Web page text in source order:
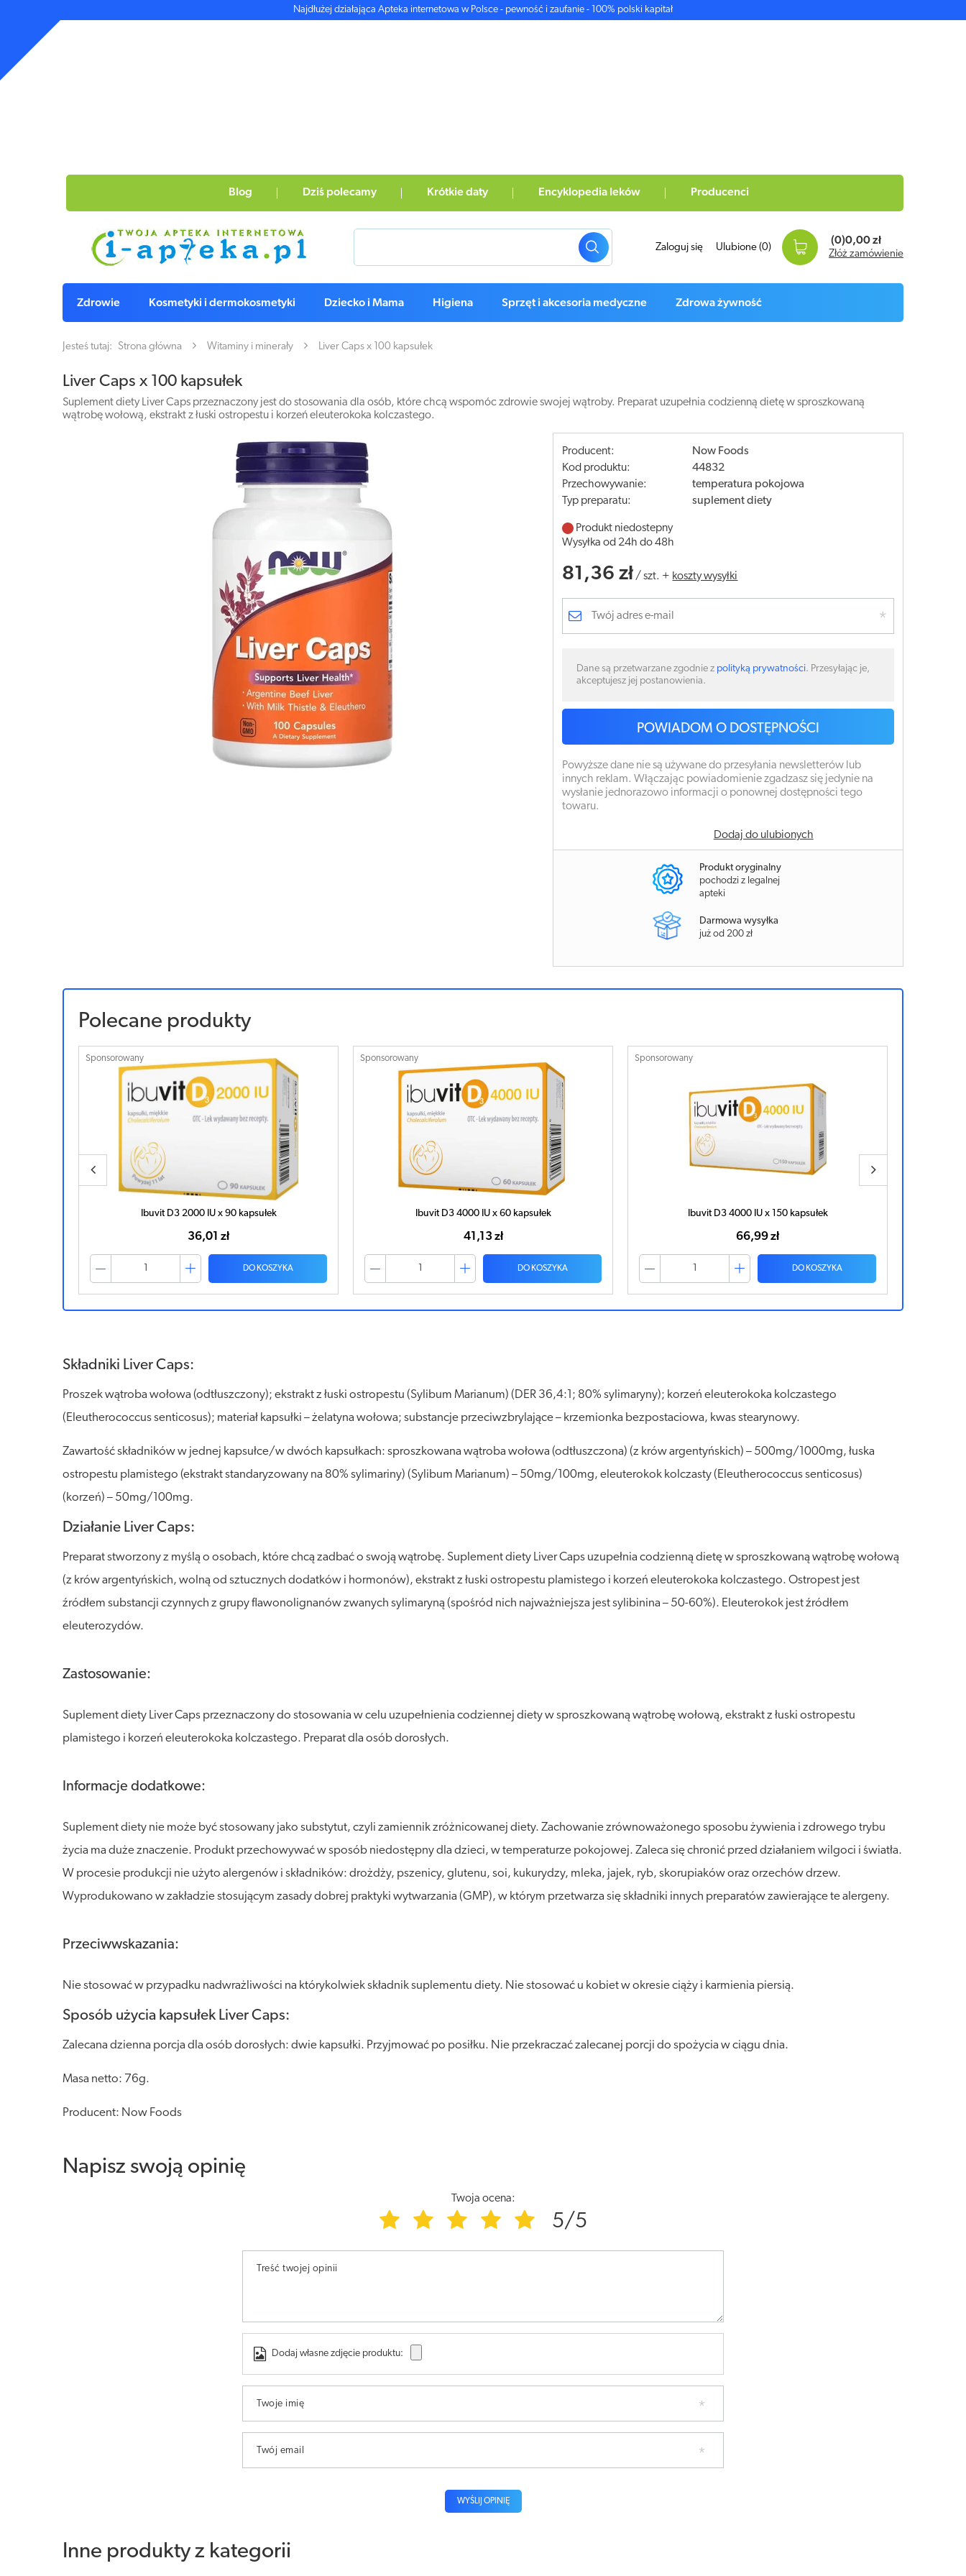
Najdłużej działająca Apteka internetowa w Polsce - pewność i zaufanie - 100% polski kapitał
Blog Dziś polecamy Krótkie daty Encyklopedia leków Producenci
Zaloguj się Ulubione (0)
(0)0,00 zł
Złóż zamówienie
Zdrowie Kosmetyki i dermokosmetyki Dziecko i Mama Higiena Sprzęt i akcesoria medyczne Zdrowa żywność
Jesteś tutaj: Strona główna Witaminy i minerały Liver Caps x 100 kapsułek
Liver Caps x 100 kapsułek
Suplement diety Liver Caps przeznaczony jest do stosowania dla osób, które chcą wspomóc zdrowie swojej wątroby. Preparat uzupełnia codzienną dietę w sproszkowaną
wątrobę wołową, ekstrakt z łuski ostropestu i korzeń eleuterokoka kolczastego.
Producent:
Now Foods
Kod produktu:
44832
Przechowywanie:
temperatura pokojowa
Typ preparatu:
suplement diety
Produkt niedostepny
Wysyłka od 24h do 48h
81,36 zł /szt. + koszty wysyłki
Dane są przetwarzane zgodnie z polityką prywatności. Przesyłając je,
akceptujesz jej postanowienia.
POWIADOM O DOSTĘPNOŚCI
Powyższe dane nie są używane do przesyłania newsletterów lub
innych reklam. Włączając powiadomienie zgadzasz się jedynie na
wysłanie jednorazowo informacji o ponownej dostępności tego
towaru.
Dodaj do ulubionych
Produkt oryginalny
pochodzi z legalnej
apteki
Darmowa wysyłka
już od 200 zł
Polecane produkty
Sponsorowany
Ibuvit D3 2000 IU x 90 kapsułek
36,01 zł
DO KOSZYKA
Sponsorowany
Ibuvit D3 4000 IU x 60 kapsułek
41,13 zł
DO KOSZYKA
Sponsorowany
Ibuvit D3 4000 IU x 150 kapsułek
66,99 zł
DO KOSZYKA
Składniki Liver Caps:
Proszek wątroba wołowa (odtłuszczony); ekstrakt z łuski ostropestu (Sylibum Marianum) (DER 36,4:1; 80% sylimaryny); korzeń eleuterokoka kolczastego
(Eleutherococcus senticosus); materiał kapsułki – żelatyna wołowa; substancje przeciwzbrylające – krzemionka bezpostaciowa, kwas stearynowy.
Zawartość składników w jednej kapsułce/w dwóch kapsułkach: sproszkowana wątroba wołowa (odtłuszczona) (z krów argentyńskich) – 500mg/1000mg, łuska
ostropestu plamistego (ekstrakt standaryzowany na 80% sylimariny) (Sylibum Marianum) – 50mg/100mg, eleuterokok kolczasty (Eleutherococcus senticosus)
(korzeń) – 50mg/100mg.
Działanie Liver Caps:
Preparat stworzony z myślą o osobach, które chcą zadbać o swoją wątrobę. Suplement diety Liver Caps uzupełnia codzienną dietę w sproszkowaną wątrobę wołową
(z krów argentyńskich, wolną od sztucznych dodatków i hormonów), ekstrakt z łuski ostropestu plamistego i korzeń eleuterokoka kolczastego. Ostropest jest
źródłem substancji czynnych z grupy flawonolignanów zwanych sylimaryną (spośród nich najważniejsza jest sylibinina – 50-60%). Eleuterokok jest źródłem
eleuterozydów.
Zastosowanie:
Suplement diety Liver Caps przeznaczony do stosowania w celu uzupełnienia codziennej diety w sproszkowaną wątrobę wołową, ekstrakt z łuski ostropestu
plamistego i korzeń eleuterokoka kolczastego. Preparat dla osób dorosłych.
Informacje dodatkowe:
Suplement diety nie może być stosowany jako substytut, czyli zamiennik zróżnicowanej diety. Zachowanie zrównoważonego sposobu żywienia i zdrowego trybu
życia ma duże znaczenie. Produkt przechowywać w sposób niedostępny dla dzieci, w temperaturze pokojowej. Zaleca się chronić przed działaniem wilgoci i światła.
W procesie produkcji nie użyto alergenów i składników: drożdży, pszenicy, glutenu, soi, kukurydzy, mleka, jajek, ryb, skorupiaków oraz orzechów drzew.
Wyprodukowano w zakładzie stosującym zasady dobrej praktyki wytwarzania (GMP), w którym przetwarza się składniki innych preparatów zawierające te alergeny.
Przeciwwskazania:
Nie stosować w przypadku nadwrażliwości na którykolwiek składnik suplementu diety. Nie stosować u kobiet w okresie ciąży i karmienia piersią.
Sposób użycia kapsułek Liver Caps:
Zalecana dzienna porcja dla osób dorosłych: dwie kapsułki. Przyjmować po posiłku. Nie przekraczać zalecanej porcji do spożycia w ciągu dnia.
Masa netto: 76g.
Producent: Now Foods
Napisz swoją opinię
Twoja ocena:
5/5
Treść twojej opinii
Dodaj własne zdjęcie produktu:
Twoje imię
Twój email
WYŚLIJ OPINIĘ
Inne produkty z kategorii